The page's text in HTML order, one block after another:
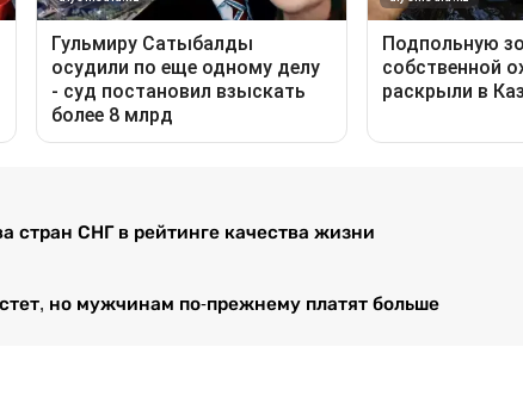
стран СНГ в рейтинге качества жизни
но мужчинам по-прежнему платят больше